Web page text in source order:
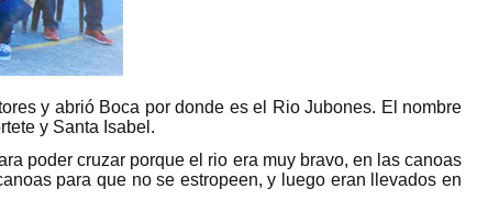
y abrió Boca por donde es el Rio Jubones. El nombre
y Santa Isabel.
poder cruzar porque el rio era muy bravo, en las canoas
para que no se estropeen, y luego eran llevados en